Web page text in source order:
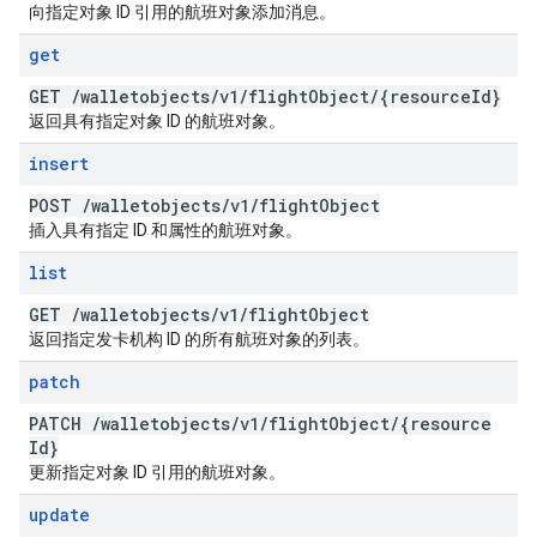
向指定对象 ID 引用的航班对象添加消息。
get
GET /walletobjects/v1 /flightObject/{resourceId}
返回具有指定对象 ID 的航班对象。
insert
POST /walletobjects/v1 /flightObject
插入具有指定 ID 和属性的航班对象。
list
GET /walletobjects/v1 /flightObject
返回指定发卡机构 ID 的所有航班对象的列表。
patch
PATCH /walletobjects/v1 /flightObject/{resource
Id}
更新指定对象 ID 引用的航班对象。
update